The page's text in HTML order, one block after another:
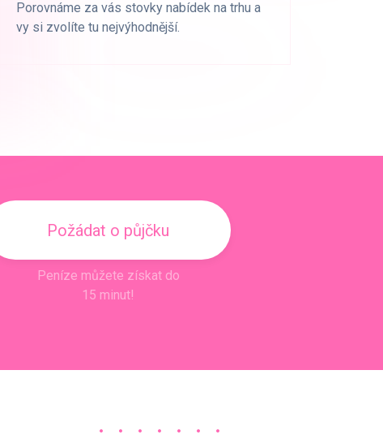
Porovnáme za vás stovky nabídek na trhu a
vy si zvolíte tu nejvýhodnější.
Požádat o půjčku
Peníze můžete získat do
15 minut!